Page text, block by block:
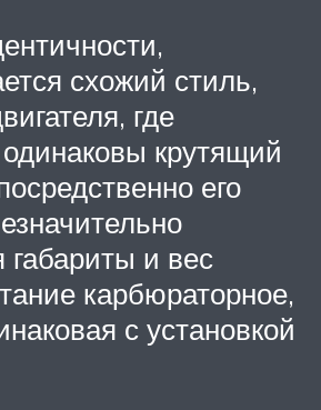
схожий стиль,
где
одинаковы крутящий
его
габариты и вес
карбюраторное,
с установкой